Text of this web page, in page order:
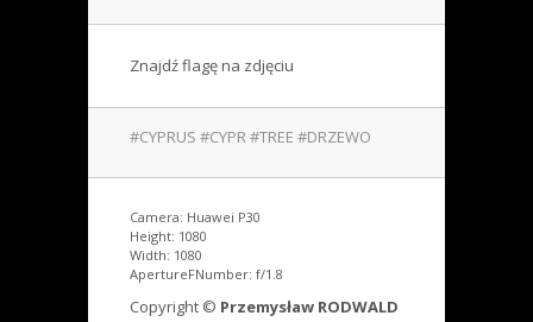
Znajdź flagę na zdjęciu
#CYPRUS #CYPR #TREE #DRZEWO
Camera: Huawei P30
Height: 1080
Width: 1080
ApertureFNumber: f/1.8
Copyright © Przemysław RODWALD